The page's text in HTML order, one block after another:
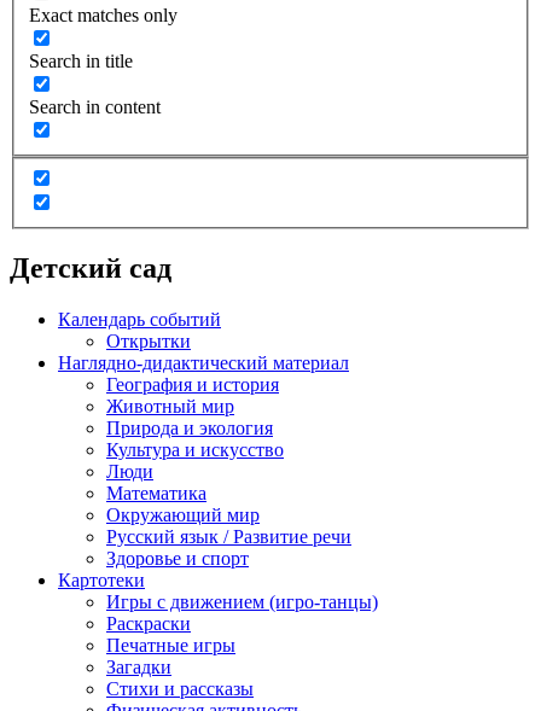
Exact matches only
Search in title
Search in content
Детский сад
Календарь событий
Открытки
Наглядно-дидактический материал
География и история
Животный мир
Природа и экология
Культура и искусство
Люди
Математика
Окружающий мир
Русский язык / Развитие речи
Здоровье и спорт
Картотеки
Игры с движением (игро-танцы)
Раскраски
Печатные игры
Загадки
Стихи и рассказы